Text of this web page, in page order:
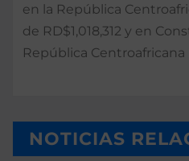
en la República
de RD$1,018,312 y en
República
NOTICIAS